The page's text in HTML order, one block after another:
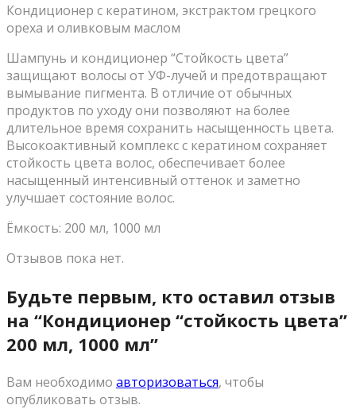
Кондиционер с кератином, экстрактом грецкого
ореха и оливковым маслом
Шампунь и кондиционер “Стойкость цвета”
защищают волосы от УФ-лучей и предотвращают
вымывание пигмента. В отличие от обычных
продуктов по уходу они позволяют на более
длительное время сохранить насыщенность цвета.
Высокоактивный комплекс с кератином сохраняет
стойкость цвета волос, обеспечивает более
насыщенный интенсивный оттенок и заметно
улучшает состояние волос.
Ёмкость: 200 мл, 1000 мл
Отзывов пока нет.
Будьте первым, кто оставил отзыв
на “Кондиционер “стойкость цвета”
200 мл, 1000 мл”
Вам необходимо авторизоваться, чтобы
опубликовать отзыв.